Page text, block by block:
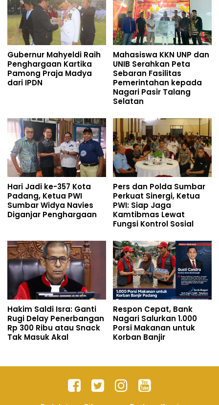
Gubernur Mahyeldi Raih
Penghargaan Kartika
Pamong Praja Madya
dari IPDN
Mahasiswa KKN UNP dan
UNIB Serahkan Peta
Sebaran Fasilitas
Pemerintahan kepada
Nagari Pasir Talang
Selatan
Hari Jadi ke-357 Kota
Padang, Ketua PWI
Sumbar Widya Navies
Diganjar Penghargaan
Pers dan Polda Sumbar
Perkuat Sinergi, Ketua
PWI: Siap Jaga
Kamtibmas Lewat
Fungsi Kontrol Sosial
Hakim Saldi Isra: Ganti
Rugi Delay Penerbangan
Rp 300 Ribu atau Snack
Tak Masuk Akal
Respon Cepat, Bank
Nagari Salurkan 1.000
Porsi Makanan untuk
Korban Banjir